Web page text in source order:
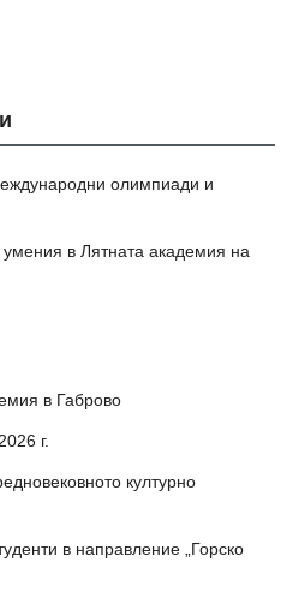
олимпиади и
умения в Лятната академия на
в Габрово
г.
културно
в направление „Горско